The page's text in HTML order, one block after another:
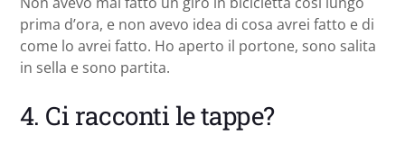
prima d’ora, e non avevo idea di cosa avrei fatto e di
come lo avrei fatto. Ho aperto il portone, sono salita
in sella e sono partita.
4. Ci racconti le tappe?